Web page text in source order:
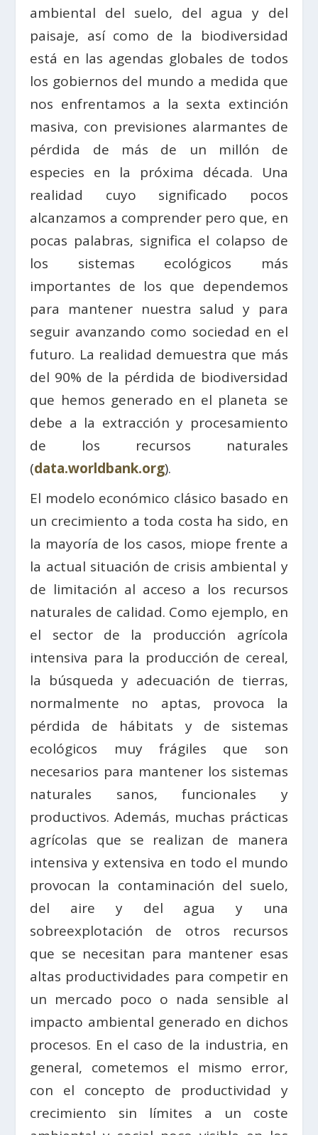
ambiental del suelo, del agua y del
paisaje, así como de la biodiversidad
está en las agendas globales de todos
los gobiernos del mundo a medida que
nos enfrentamos a la sexta extinción
masiva, con previsiones alarmantes de
pérdida de más de un millón de
especies en la próxima década. Una
realidad cuyo significado pocos
alcanzamos a comprender pero que, en
pocas palabras, significa el colapso de
los sistemas ecológicos más
importantes de los que dependemos
para mantener nuestra salud y para
seguir avanzando como sociedad en el
futuro. La realidad demuestra que más
del 90% de la pérdida de biodiversidad
que hemos generado en el planeta se
debe a la extracción y procesamiento
de los recursos naturales
(data.worldbank.org).
El modelo económico clásico basado en
un crecimiento a toda costa ha sido, en
la mayoría de los casos, miope frente a
la actual situación de crisis ambiental y
de limitación al acceso a los recursos
naturales de calidad. Como ejemplo, en
el sector de la producción agrícola
intensiva para la producción de cereal,
la búsqueda y adecuación de tierras,
normalmente no aptas, provoca la
pérdida de hábitats y de sistemas
ecológicos muy frágiles que son
necesarios para mantener los sistemas
naturales sanos, funcionales y
productivos. Además, muchas prácticas
agrícolas que se realizan de manera
intensiva y extensiva en todo el mundo
provocan la contaminación del suelo,
del aire y del agua y una
sobreexplotación de otros recursos
que se necesitan para mantener esas
altas productividades para competir en
un mercado poco o nada sensible al
impacto ambiental generado en dichos
procesos. En el caso de la industria, en
general, cometemos el mismo error,
con el concepto de productividad y
crecimiento sin límites a un coste